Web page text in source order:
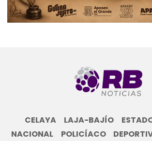
CELAYA LAJA-BAJÍO
NACIONAL
POLICÍACO